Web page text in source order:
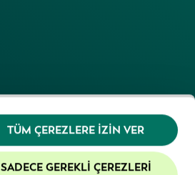
TÜM ÇEREZLERE İZIN VER
SADECE GEREKLI ÇEREZLERI